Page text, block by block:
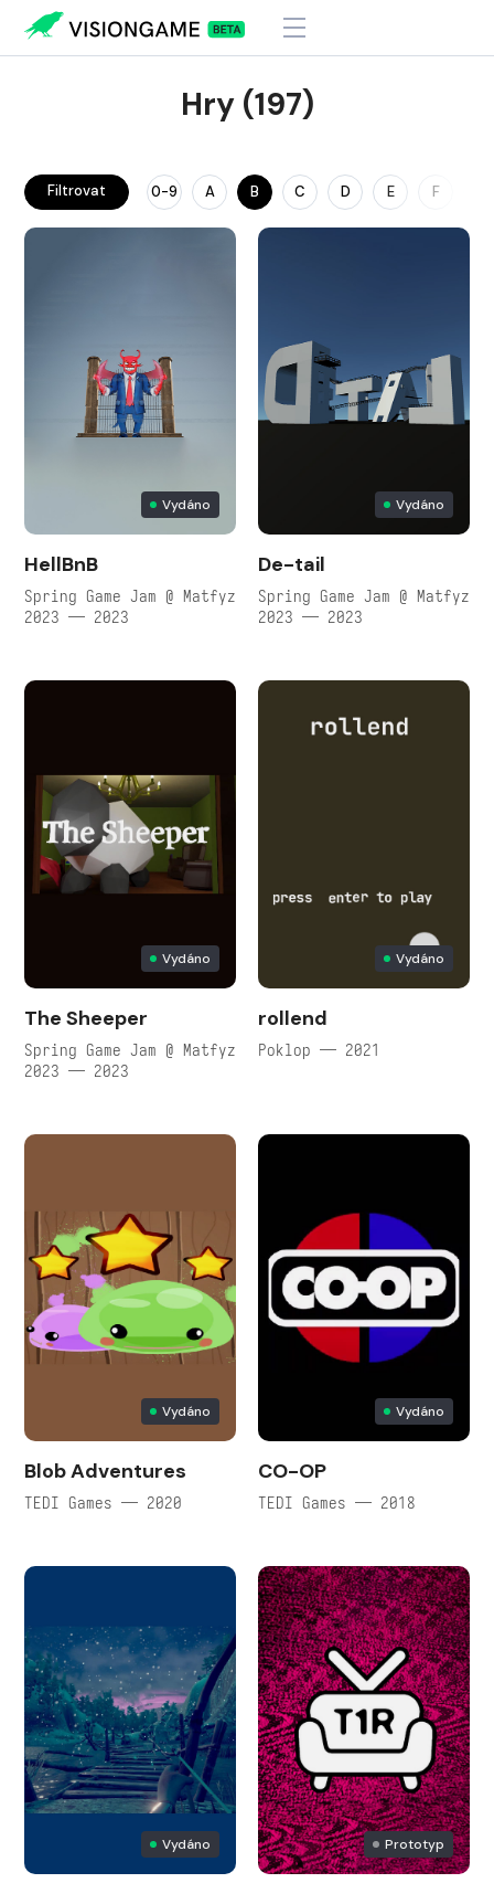
Hry (197)
Filtrovat 0-9 A B C D E F
Vydáno
HellBnB
Spring Game Jam @ Matfyz
2023 — 2023
Vydáno
De-tail
Spring Game Jam @ Matfyz
2023 — 2023
Vydáno
The Sheeper
Spring Game Jam @ Matfyz
2023 — 2023
Vydáno
rollend
Poklop — 2021
Vydáno
Blob Adventures
TEDI Games — 2020
Vydáno
CO-OP
TEDI Games — 2018
Vydáno Prototyp